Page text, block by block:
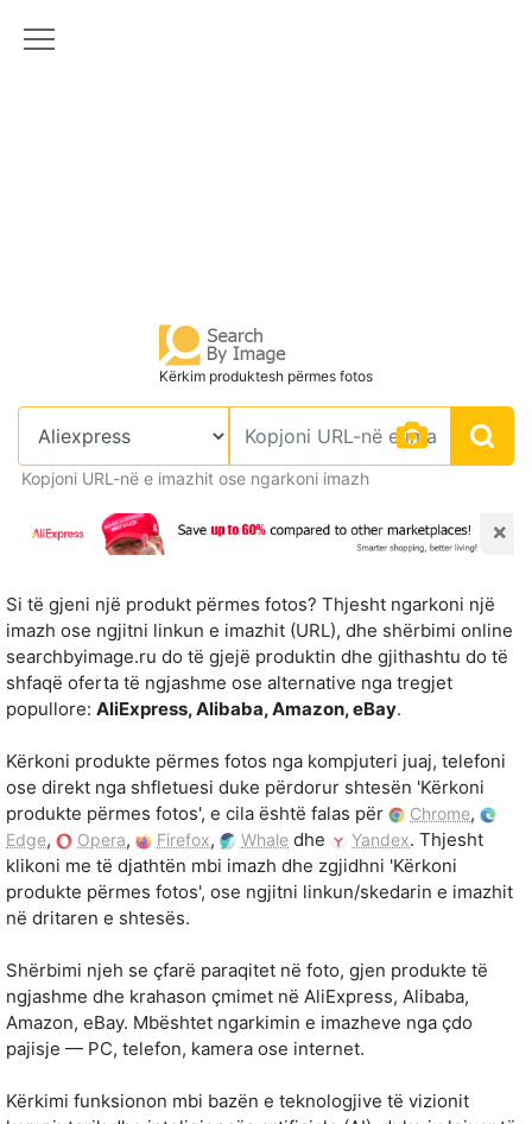
Kërkim produktesh përmes fotos
Kopjoni URL-në e imazhit ose ngarkoni imazh
×
Si të gjeni një produkt përmes fotos? Thjesht ngarkoni një
imazh ose ngjitni linkun e imazhit (URL), dhe shërbimi online
searchbyimage.ru do të gjejë produktin dhe gjithashtu do të
shfaqë oferta të ngjashme ose alternative nga tregjet
popullore: AliExpress, Alibaba, Amazon, eBay.
Kërkoni produkte përmes fotos nga kompjuteri juaj, telefoni
ose direkt nga shfletuesi duke përdorur shtesën 'Kërkoni
produkte përmes fotos', e cila është falas për
Chrome,
Edge, Opera, Firefox, Whale dhe Yandex. Thjesht
klikoni me të djathtën mbi imazh dhe zgjidhni 'Kërkoni
produkte përmes fotos', ose ngjitni linkun/skedarin e imazhit
në dritaren e shtesës.
Shërbimi njeh se çfarë paraqitet në foto, gjen produkte të
ngjashme dhe krahason çmimet në AliExpress, Alibaba,
Amazon, eBay. Mbështet ngarkimin e imazheve nga çdo
pajisje — PC, telefon, kamera ose internet.
Kërkimi funksionon mbi bazën e teknologjive të vizionit